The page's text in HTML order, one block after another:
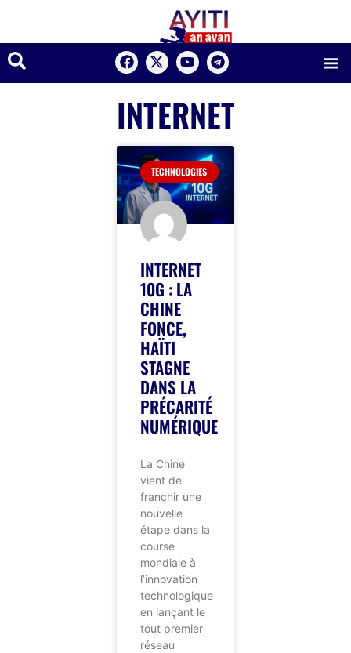
INTERNET
TECHNOLOGIES
INTERNET
10G : LA
CHINE
FONCE,
HAÏTI
STAGNE
DANS LA
PRÉCARITÉ
NUMÉRIQUE
La Chine
vient de
franchir une
nouvelle
étape dans la
course
mondiale à
l’innovation
technologique
en lançant le
tout premier
réseau